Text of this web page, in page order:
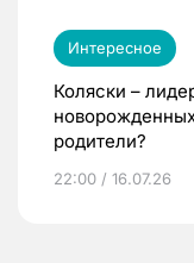
Интересное
Коляски –
родители?
22:00 / 16.07.26